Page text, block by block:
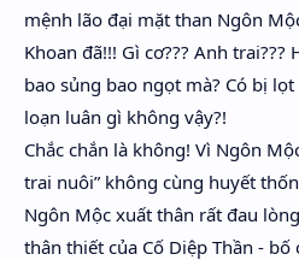
mệnh lão đại mặt than Ngôn
Khoan đã!!! Gì cơ??? Anh
bao sủng bao ngọt mà? Có bị
loạn luân gì không vậy?!
Chắc chắn là không! Vì Ngôn
trai nuôi” không cùng huyết
Ngôn Mộc xuất thân rất đau
thân thiết của Cố Diệp Thần -